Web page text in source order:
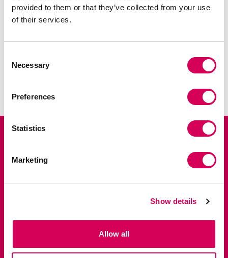
provided to them or that they’ve collected from your use
of their services.
Selection
Necessary
Preferences
Statistics
Marketing
Show details
Allow all
Soyez parmi les premiers à découvrir les nouveautés en avant-